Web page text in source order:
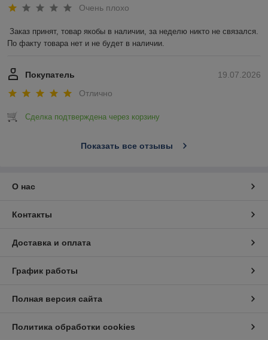
Очень плохо
Заказ принят, товар якобы в наличии, за неделю никто не связался.
По факту товара нет и не будет в наличии.
19.07.2026
Покупатель
Отлично
Сделка подтверждена через корзину
Показать все отзывы
О нас
Контакты
Доставка и оплата
График работы
Полная версия сайта
Политика обработки cookies